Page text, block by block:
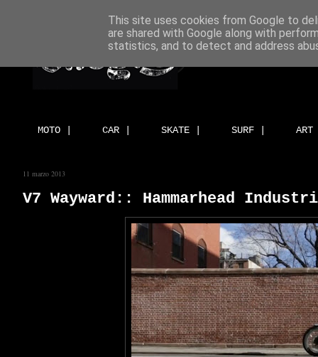
MOTO | CAR | SKATE | SURF |
11 marzo 2013
V7 Wayward:: Hammarhead
This site uses cookies from Google to
are shared with Google along with
statistics, and to detect and address